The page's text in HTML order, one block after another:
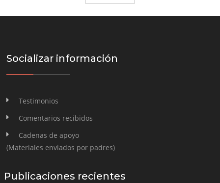
Socializar información
Testimonios
Comentarios recibidos
Cadenas de apoyo
(Materiales enviados por padres)
Publicaciones recientes